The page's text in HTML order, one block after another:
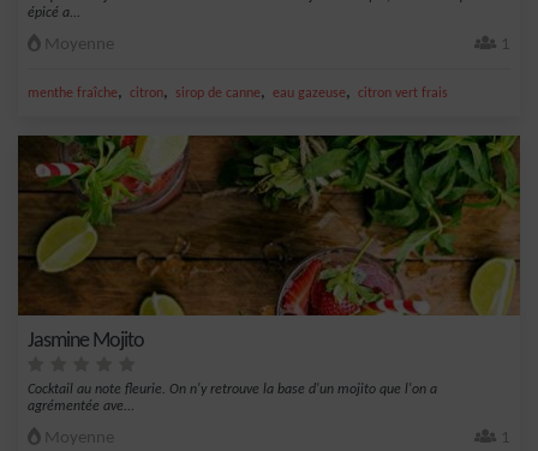
épicé a...
Moyenne 1
menthe fraîche, citron, sirop de canne, eau gazeuse, citron vert frais
Jasmine Mojito
Cocktail au note fleurie. On n'y retrouve la base d'un mojito que l'on a
agrémentée ave...
Moyenne 1